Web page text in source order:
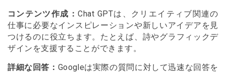
コンテンツ作成： Chat GPTは、クリエイティブ関連の
仕事に必要なインスピレーションや新しいアイデアを見
つけるのに役立ちます。たとえば、詩やグラフィックデ
ザインを支援することができます。
詳細な回答： Googleは実際の質問に対して迅速な回答を